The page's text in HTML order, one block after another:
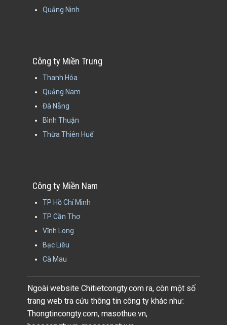
Quảng Ninh
Công ty Miền Trung
Thanh Hóa
Quảng Nam
Đà Nẵng
Bình Thuận
Thừa Thiên Huế
Công ty Miền Nam
TP Hồ Chí Minh
TP Cần Thơ
Vĩnh Long
Bạc Liêu
Cà Mau
Ngoài website Chitietcongty.com ra, còn một số
trang web tra cứu thông tin công ty khác như:
Thongtincongty.com, masothue.vn,